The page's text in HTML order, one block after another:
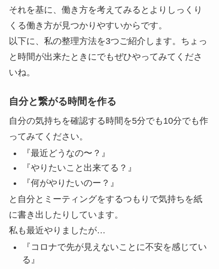
それを基に、働き方を考えてみるとよりしっくり
くる働き方が見つかりやすいからです。
以下に、私の整理方法を3つご紹介します。ちょっ
と時間が出来たときにでもぜひやってみてくださ
いね。
自分と繋がる時間を作る
自分の気持ちを確認する時間を5分でも10分でも作
ってみてください。
『最近どうなの〜？』
『やりたいこと出来てる？』
『何がやりたいのー？』
と自分とミーティングをするつもりで気持ちを紙
に書き出したりしています。
私も最近やりましたが…​
『コロナで先が見えないことに不安を感じてい
る』